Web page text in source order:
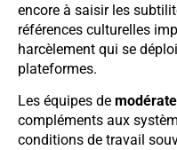
encore à saisir les
références culturelles
harcèlement qui se
plateformes.
Les équipes de
compléments aux
conditions de travail